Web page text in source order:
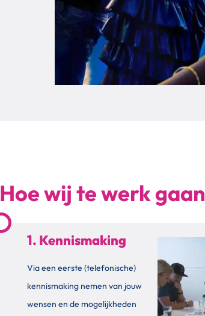
Hoe wij te werk gaan
1. Kennismaking
Via een eerste (telefonische)
kennismaking nemen van jouw
wensen en de mogelijkheden